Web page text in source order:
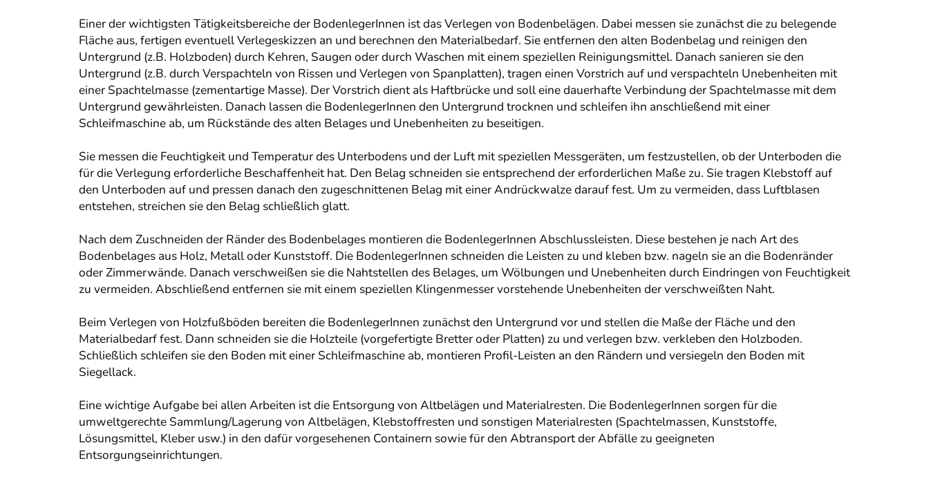
Einer der wichtigsten Tätigkeitsbereiche der BodenlegerInnen ist das Verlegen von Bodenbelägen. Dabei messen sie zunächst die zu belegende
Fläche aus, fertigen eventuell Verlegeskizzen an und berechnen den Materialbedarf. Sie entfernen den alten Bodenbelag und reinigen den
Untergrund (z.B. Holzboden) durch Kehren, Saugen oder durch Waschen mit einem speziellen Reinigungsmittel. Danach sanieren sie den
Untergrund (z.B. durch Verspachteln von Rissen und Verlegen von Spanplatten), tragen einen Vorstrich auf und verspachteln Unebenheiten mit
einer Spachtelmasse (zementartige Masse). Der Vorstrich dient als Haftbrücke und soll eine dauerhafte Verbindung der Spachtelmasse mit dem
Untergrund gewährleisten. Danach lassen die BodenlegerInnen den Untergrund trocknen und schleifen ihn anschließend mit einer
Schleifmaschine ab, um Rückstände des alten Belages und Unebenheiten zu beseitigen.
Sie messen die Feuchtigkeit und Temperatur des Unterbodens und der Luft mit speziellen Messgeräten, um festzustellen, ob der Unterboden die
für die Verlegung erforderliche Beschaffenheit hat. Den Belag schneiden sie entsprechend der erforderlichen Maße zu. Sie tragen Klebstoff auf
den Unterboden auf und pressen danach den zugeschnittenen Belag mit einer Andrückwalze darauf fest. Um zu vermeiden, dass Luftblasen
entstehen, streichen sie den Belag schließlich glatt.
Nach dem Zuschneiden der Ränder des Bodenbelages montieren die BodenlegerInnen Abschlussleisten. Diese bestehen je nach Art des
Bodenbelages aus Holz, Metall oder Kunststoff. Die BodenlegerInnen schneiden die Leisten zu und kleben bzw. nageln sie an die Bodenränder
oder Zimmerwände. Danach verschweißen sie die Nahtstellen des Belages, um Wölbungen und Unebenheiten durch Eindringen von Feuchtigkeit
zu vermeiden. Abschließend entfernen sie mit einem speziellen Klingenmesser vorstehende Unebenheiten der verschweißten Naht.
Beim Verlegen von Holzfußböden bereiten die BodenlegerInnen zunächst den Untergrund vor und stellen die Maße der Fläche und den
Materialbedarf fest. Dann schneiden sie die Holzteile (vorgefertigte Bretter oder Platten) zu und verlegen bzw. verkleben den Holzboden.
Schließlich schleifen sie den Boden mit einer Schleifmaschine ab, montieren Profil-Leisten an den Rändern und versiegeln den Boden mit
Siegellack.
Eine wichtige Aufgabe bei allen Arbeiten ist die Entsorgung von Altbelägen und Materialresten. Die BodenlegerInnen sorgen für die
umweltgerechte Sammlung/Lagerung von Altbelägen, Klebstoffresten und sonstigen Materialresten (Spachtelmassen, Kunststoffe,
Lösungsmittel, Kleber usw.) in den dafür vorgesehenen Containern sowie für den Abtransport der Abfälle zu geeigneten
Entsorgungseinrichtungen.